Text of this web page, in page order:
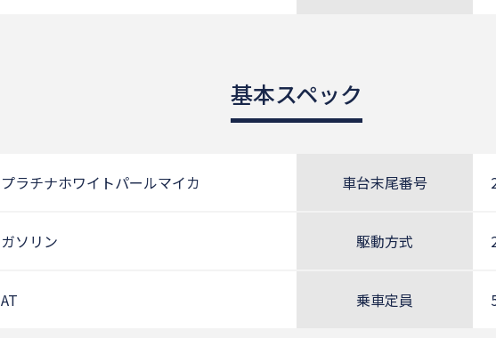
基本スペック
プラチナホワイトパールマイカ 車台末尾番号
ガソリン 駆動方式
AT 乗車定員